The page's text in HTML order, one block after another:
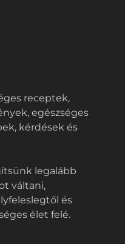
receptek,
egészséges
kérdések és
legalább
váltani,
és
élet felé.